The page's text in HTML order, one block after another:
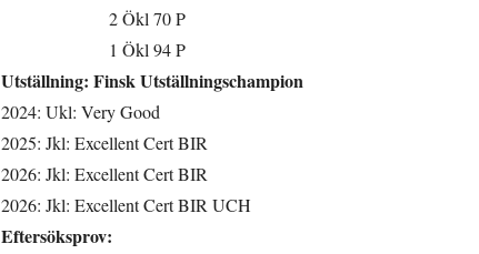
2 Ökl 70 P
1 Ökl 94 P
Utställning: Finsk Utställningschampion
2024: Ukl: Very Good
2025: Jkl: Excellent Cert BIR
2026: Jkl: Excellent Cert BIR
2026: Jkl: Excellent Cert BIR UCH
Eftersöksprov: